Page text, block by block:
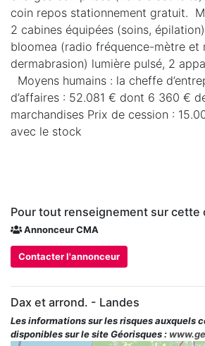
coin repos stationnement gratuit.
2 cabines équipées (soins,
bloomea (radio fréquence-mètre et
dermabrasion) lumière pulsé, 2
Moyens humains : la cheffe
d’affaires : 52.081 € dont 6 360 €
marchandises Prix de cession :
avec le stock
Pour tout renseignement sur cette
Annonceur CMA
Contacter l'annonceur
Dax et arrond. - Landes
Les informations sur les risques auxquels
disponibles sur le site Géorisques :